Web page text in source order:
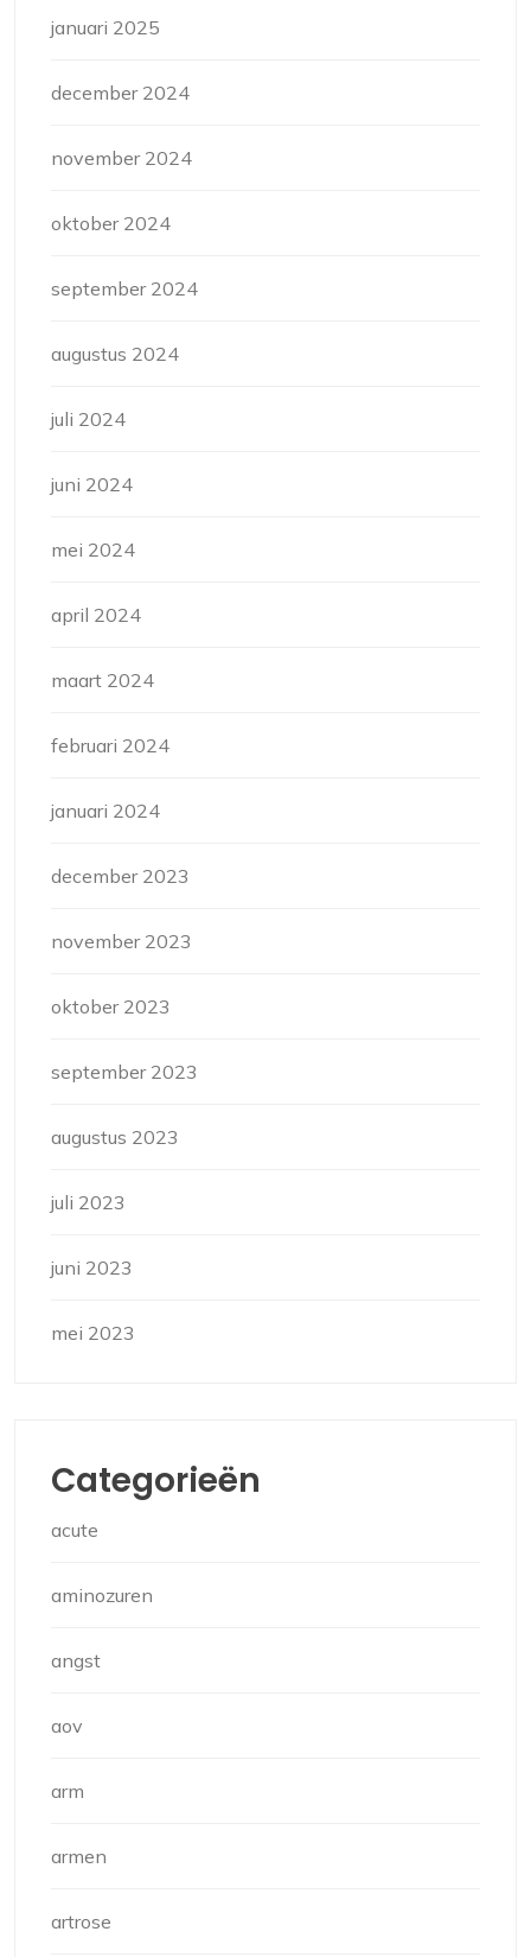
januari 2025
december 2024
november 2024
oktober 2024
september 2024
augustus 2024
juli 2024
juni 2024
mei 2024
april 2024
maart 2024
februari 2024
januari 2024
december 2023
november 2023
oktober 2023
september 2023
augustus 2023
juli 2023
juni 2023
mei 2023
Categorieën
acute
aminozuren
angst
aov
arm
armen
artrose